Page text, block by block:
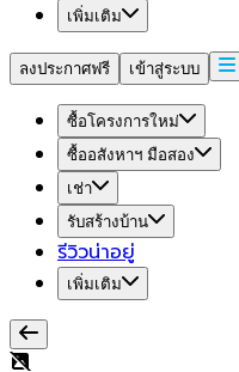
เพิ่มเติม
ลงประกาศฟรี เข้าสู่ระบบ
ซื้อโครงการใหม่
ซื้ออสังหาฯ มือสอง
เช่า
รับสร้างบ้าน
รีวิวน่าอยู่
เพิ่มเติม